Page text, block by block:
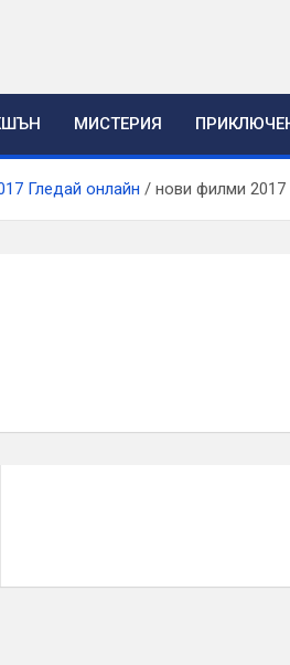
МИСТЕРИЯ
Гледай онлайн нови филми 2017